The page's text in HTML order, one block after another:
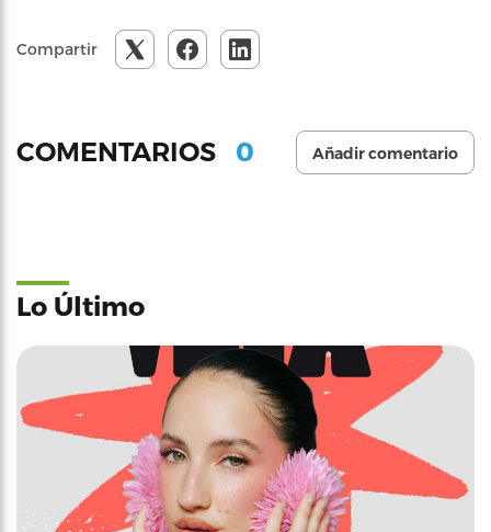
Compartir
COMENTARIOS 0 Añadir comentario
Lo Último